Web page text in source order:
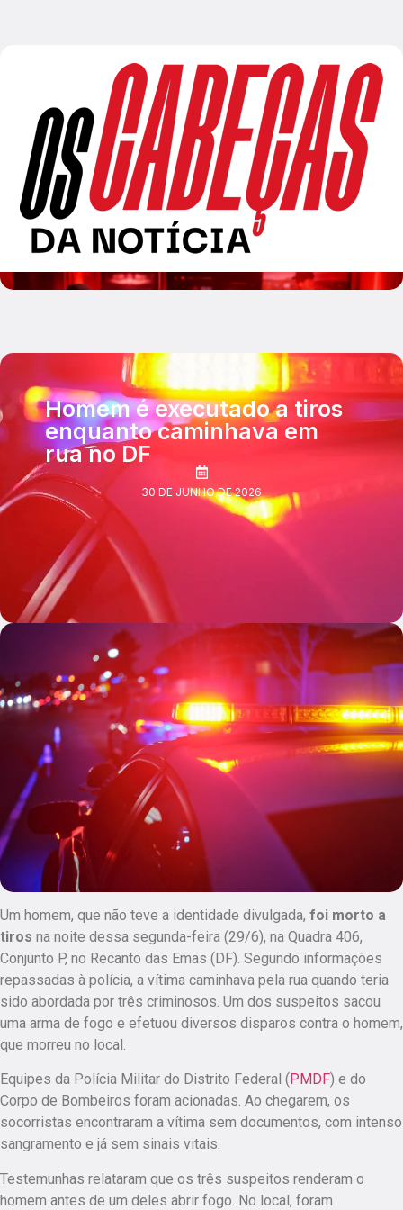
Homem é executado a tiros
enquanto caminhava em
rua no DF
30 DE JUNHO DE 2026
Um homem, que não teve a identidade divulgada, foi morto a
tiros na noite dessa segunda-feira (29/6), na Quadra 406,
Conjunto P, no Recanto das Emas (DF). Segundo informações
repassadas à polícia, a vítima caminhava pela rua quando teria
sido abordada por três criminosos. Um dos suspeitos sacou
uma arma de fogo e efetuou diversos disparos contra o homem,
que morreu no local.
Equipes da Polícia Militar do Distrito Federal ( PMDF) e do
Corpo de Bombeiros foram acionadas. Ao chegarem, os
socorristas encontraram a vítima sem documentos, com intenso
sangramento e já sem sinais vitais.
Testemunhas relataram que os três suspeitos renderam o
homem antes de um deles abrir fogo. No local, foram